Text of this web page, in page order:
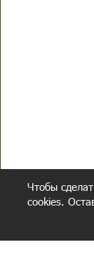
Чтобы
cookies.